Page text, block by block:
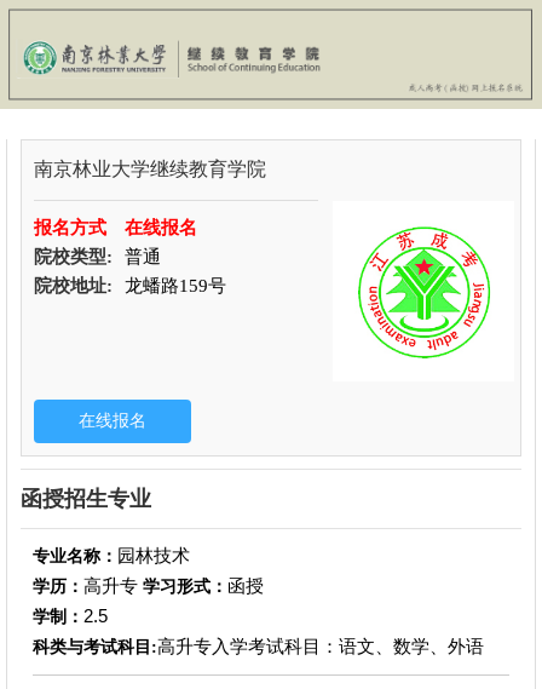
南京林业大学继续教育学院
报名方式
在线报名
院校类型:
普通
院校地址:
龙蟠路159号
函授招生专业
专业名称： 园林技术
学历： 高升专 学习形式： 函授
学制： 2.5
科类与考试科目:高升专入学考试科目：语文、数学、外语